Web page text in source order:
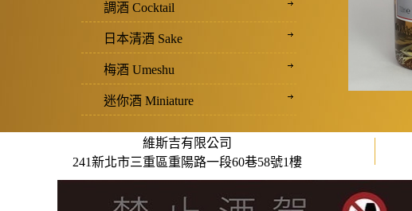
調酒 Cocktail
日本清酒 Sake
梅酒 Umeshu
迷你酒 Miniature
維斯吉有限公司
241新北市三重區重陽路一段60巷58號1樓